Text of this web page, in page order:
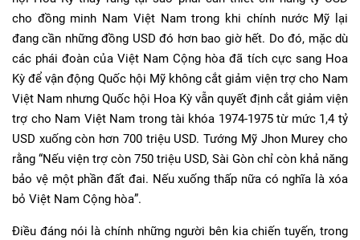
cho đồng minh Nam Việt Nam trong khi chính nước Mỹ lại
đang cần những đồng USD đó hơn bao giờ hết. Do đó, mặc dù
các phái đoàn của Việt Nam Cộng hòa đã tích cực sang Hoa
Kỳ để vận động Quốc hội Mỹ không cắt giảm viện trợ cho Nam
Việt Nam nhưng Quốc hội Hoa Kỳ vẫn quyết định cắt giảm viện
trợ cho Nam Việt Nam trong tài khóa 1974-1975 từ mức 1,4 tỷ
USD xuống còn hơn 700 triệu USD. Tướng Mỹ Jhon Murey cho
rằng “Nếu viện trợ còn 750 triệu USD, Sài Gòn chỉ còn khả năng
bảo vệ một phần đất đai. Nếu xuống thấp nữa có nghĩa là xóa
bỏ Việt Nam Cộng hòa”.
Điều đáng nói là chính những người bên kia chiến tuyến, trong